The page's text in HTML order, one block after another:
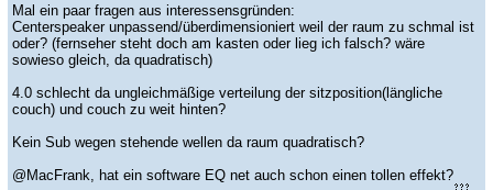
Mal ein paar fragen aus interessensgründen:
Centerspeaker unpassend/überdimensioniert weil der raum zu schmal ist
oder? (fernseher steht doch am kasten oder lieg ich falsch? wäre
sowieso gleich, da quadratisch)
4.0 schlecht da ungleichmäßige verteilung der sitzposition(längliche
couch) und couch zu weit hinten?
Kein Sub wegen stehende wellen da raum quadratisch?
@MacFrank, hat ein software EQ net auch schon einen tollen effekt?